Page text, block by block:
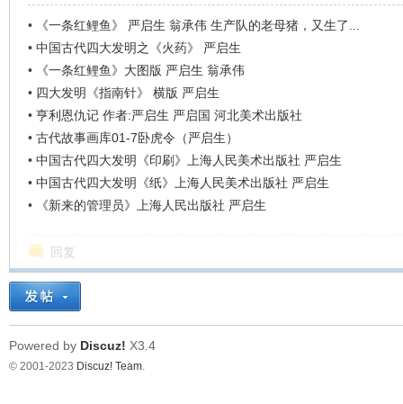
•
《一条红鲤鱼》 严启生 翁承伟 生产队的老母猪，又生了...
• 中国古代四大发明之《火药》 严启生
•
《一条红鲤鱼》大图版 严启生 翁承伟
• 四大发明《指南针》 横版 严启生
• 亨利恩仇记 作者:严启生 严启国 河北美术出版社
• 古代故事画库01-7卧虎令（严启生）
• 中国古代四大发明《印刷》上海人民美术出版社 严启生
• 中国古代四大发明《纸》上海人民美术出版社 严启生
•
《新来的管理员》上海人民出版社 严启生
回复
Powered by Discuz! X3.4
© 2001-2023 Discuz! Team.